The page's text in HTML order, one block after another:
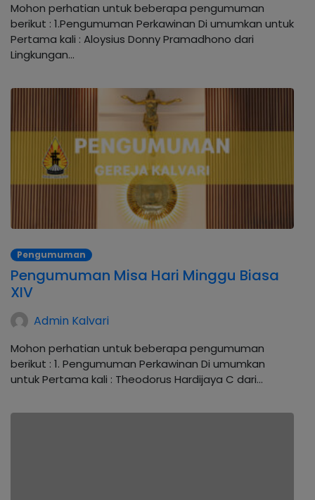
Mohon perhatian untuk beberapa pengumuman
berikut : 1.Pengumuman Perkawinan Di umumkan untuk
Pertama kali : Aloysius Donny Pramadhono dari
Lingkungan…
Pengumuman
Pengumuman Misa Hari Minggu Biasa
XIV
Admin Kalvari
Mohon perhatian untuk beberapa pengumuman
berikut : 1. Pengumuman Perkawinan Di umumkan
untuk Pertama kali : Theodorus Hardijaya C dari…